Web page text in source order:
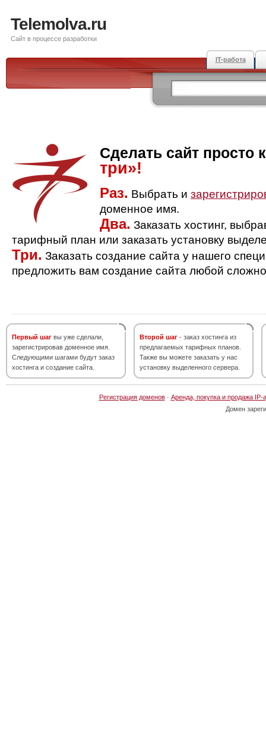
Telemolva.ru
Сайт в процессе разработки
IT-работа
Сделать сайт просто
три»!
Раз. Выбрать и
доменное имя.
Два. Заказать хостинг,
тарифный план или заказать установку
Три. Заказать создание сайта у нашего
предложить вам создание сайта любой
Первый шаг вы уже сделали,
зарегистрировав доменное имя.
Следующими шагами будут заказ
хостинга и создание сайта.
Второй шаг - заказ хостинга из
предлагаемых тарифных планов.
Также вы можете заказать у нас
установку выделенного сервера.
Регистрация доменов· Аренда, покупка и продажа IP-
Домен